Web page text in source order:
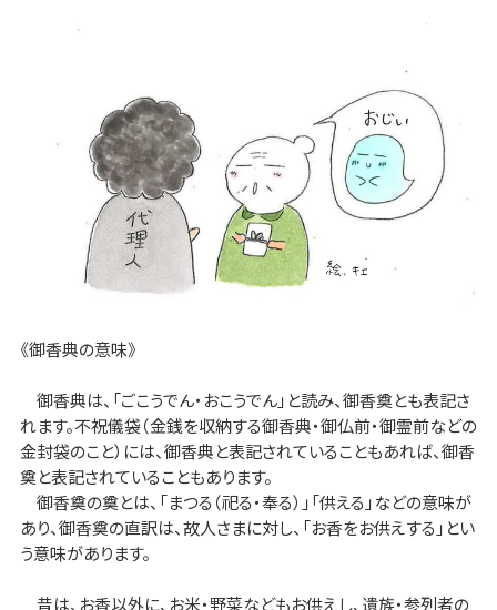
《御香典の意味》
御香典は、「ごこうでん・おこうでん」と読み、御香奠とも表記さ
れます。不祝儀袋（金銭を収納する御香典・御仏前・御霊前などの
金封袋のこと）には、御香典と表記されていることもあれば、御香
奠と表記されていることもあります。
御香奠の奠とは、「まつる（祀る・奉る）」「供える」などの意味が
あり、御香奠の直訳は、故人さまに対し、「お香をお供えする」とい
う意味があります。
昔は、お香以外に、お米・野菜などもお供えし、遺族・参列者の